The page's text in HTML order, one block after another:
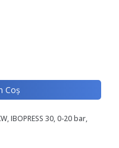
Coş
IBOPRESS 30, 0-20 bar,